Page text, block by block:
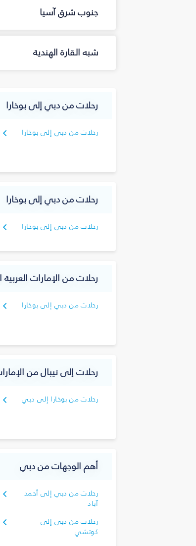
جنوب شرق آسيا
شبه القارة الهندية
رحلات من دبي إلى بوخارا
رحلات من دبي إلى بوخارا
رحلات من دبي إلى بوخارا
رحلات من دبي إلى بوخارا
رحلات من الإمارات العربية
رحلات من دبي إلى بوخارا
رحلات إلى نيبال من
رحلات من بوخارا إلى دبي
أهم الوجهات من دبي
رحلات من دبي إلى أحمد
آباد
رحلات من دبي إلى
كوتشي